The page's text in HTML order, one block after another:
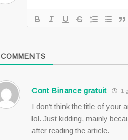
COMMENTS
Cont Binance gratuit 1
I don’t think the title of your
lol. Just kidding, mainly
after reading the article.